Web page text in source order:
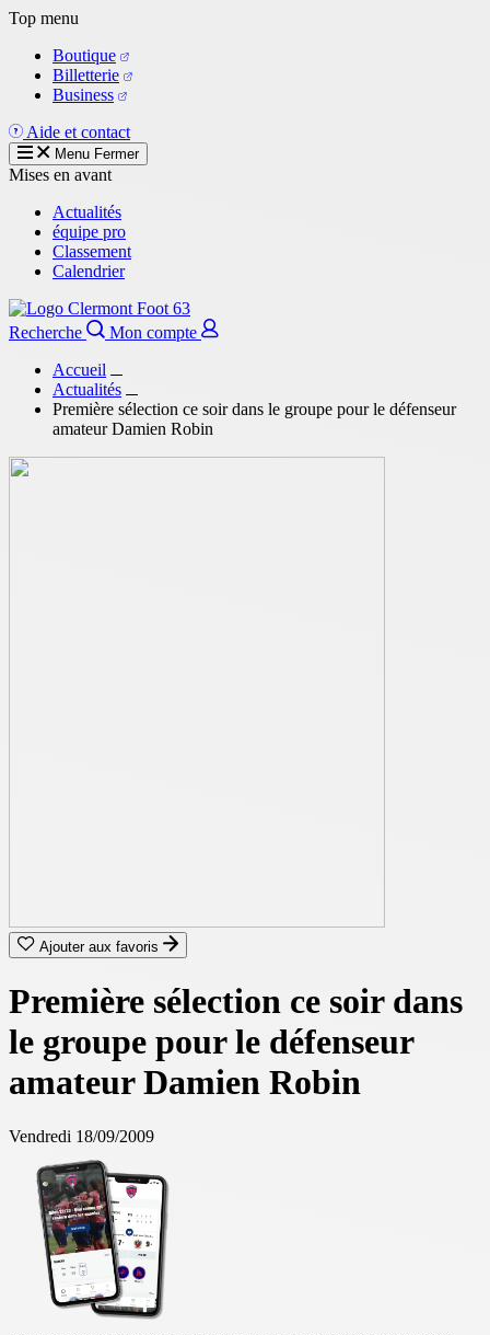
Aller
contenu
principal
Top menu
Boutique
Billetterie
Business
Aide et contact
Menu Fermer
Mises en avant
Actualités
équipe pro
Classement
Calendrier
Recherche
Mon compte
Accueil
Actualités
Première sélection ce soir dans le groupe pour le défenseur
amateur Damien Robin
Ajouter aux favoris
Première sélection ce soir dans
le groupe pour le défenseur
amateur Damien Robin
Vendredi 18/09/2009